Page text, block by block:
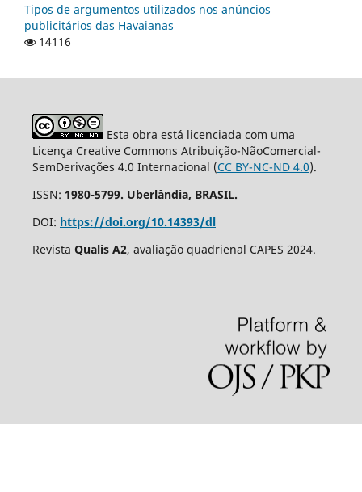
Tipos de argumentos utilizados nos anúncios
publicitários das Havaianas
14116
Esta obra está licenciada com uma
Licença Creative Commons Atribuição-NãoComercial-
SemDerivações 4.0 Internacional (CC BY-NC-ND 4.0).
ISSN: 1980-5799. Uberlândia, BRASIL.
DOI: https://doi.org/10.14393/dl
Revista Qualis A2, avaliação quadrienal CAPES 2024.